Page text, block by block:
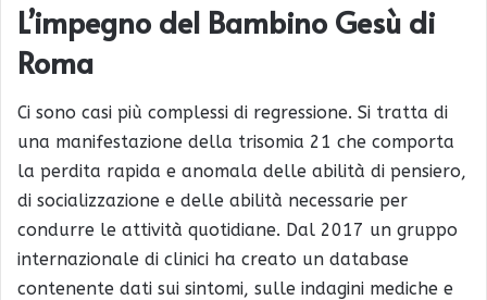
L’impegno del Bambino Gesù di
Roma
Ci sono casi più complessi di regressione. Si tratta di
una manifestazione della trisomia 21 che comporta
la perdita rapida e anomala delle abilità di pensiero,
di socializzazione e delle abilità necessarie per
condurre le attività quotidiane. Dal 2017 un gruppo
internazionale di clinici ha creato un database
contenente dati sui sintomi, sulle indagini mediche e